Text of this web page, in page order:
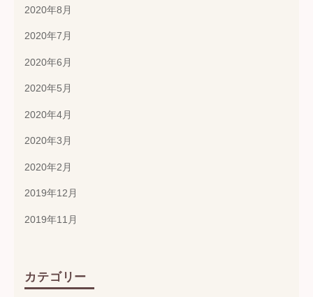
2020年8月
2020年7月
2020年6月
2020年5月
2020年4月
2020年3月
2020年2月
2019年12月
2019年11月
カテゴリー